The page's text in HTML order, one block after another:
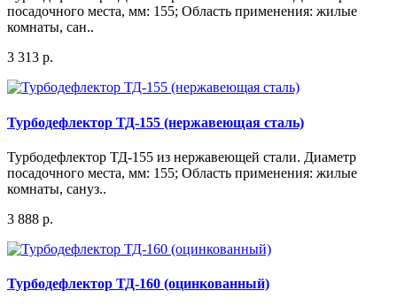
посадочного места, мм: 155; Область применения: жилые
комнаты, сан..
3 313 р.
Турбодефлектор ТД-155 (нержавеющая сталь)
Турбодефлектор ТД-155 из нержавеющей стали. Диаметр
посадочного места, мм: 155; Область применения: жилые
комнаты, сануз..
3 888 р.
Турбодефлектор ТД-160 (оцинкованный)